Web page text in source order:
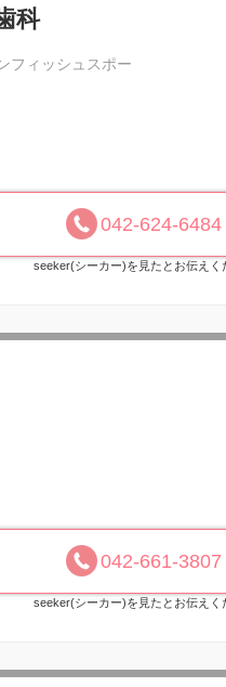
科
フィッシュスポー
042-624-6484
seeker(シーカー)を見たとお伝えく
042-661-3807
seeker(シーカー)を見たとお伝えく